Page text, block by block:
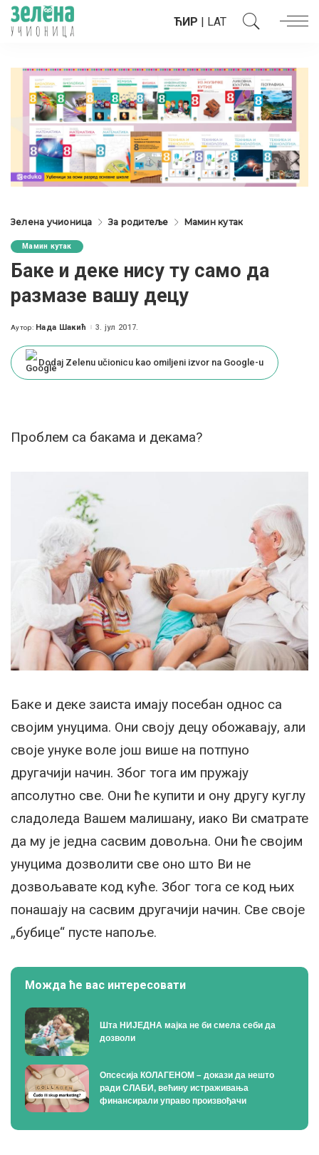
ЋИР | LAT
Зелена учионица За родитеље Мамин кутак
Мамин кутак
Баке и деке нису ту само да
размазе вашу децу
Posted
Аутор: Нада Шакић 3. јул 2017.
Dodaj Zelenu učionicu kao omiljeni izvor na Google-u
Проблем са бакама и декама?
Баке и деке заиста имају посебан однос са
својим унуцима. Они своју децу обожавају, али
своје унуке воле још више на потпуно
другачији начин. Због тога им пружају
апсолутно све. Они ће купити и ону другу куглу
сладоледа Вашем малишану, иако Ви сматрате
да му је једна сасвим довољна. Они ће својим
унуцима дозволити све оно што Ви не
дозвољавате код куће. Због тога се код њих
понашају на сасвим другачији начин. Све своје
„бубице“ пусте напоље.
Можда ће вас интересовати
Шта НИЈЕДНА мајка не би смела себи да
дозволи
Опсесија КОЛАГЕНОМ – докази да нешто
ради СЛАБИ, већину истраживања
финансирали управо произвођачи